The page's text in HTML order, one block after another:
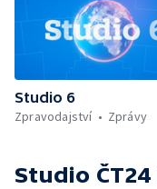
Studio 6
Zpravodajství
Zprávy
Studio ČT24